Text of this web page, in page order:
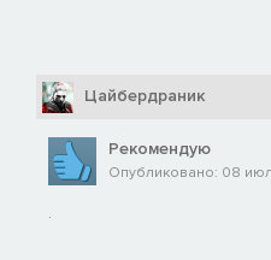
Цайбердраник
Рекомендую
Опубликовано: 08 июл
.